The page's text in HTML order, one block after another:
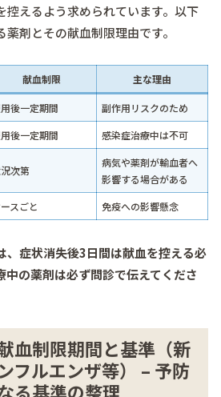
控えるよう求められています。以下
剤とその献血制限理由です。
献血制限 主な理由
後一定期間
副作用リスクのため
後一定期間 感染症治療中は不可
次第
病気や薬剤が輸血者へ
影響する場合がある
スごと 免疫への影響懸念
、症状消失後3日間は献血を控える必
中の薬剤は必ず問診で伝えてくださ
血制限期間と基準（新
フルエンザ等） – 予防
る基準の整理